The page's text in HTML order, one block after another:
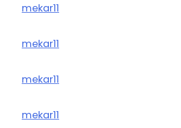
mekar11
mekar11
mekar11
mekar11